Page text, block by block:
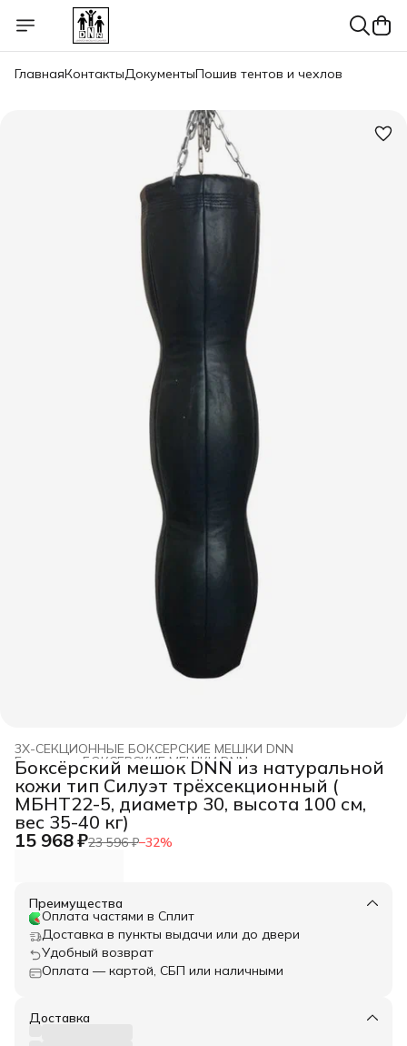
ГлавнаяКонтактыДокументыПошив тентов и чехлов
3Х-СЕКЦИОННЫЕ БОКСЕРСКИЕ МЕШКИ DNN
БОКСЕРСКИЕ МЕШКИ DNN
Главная
Боксёрский мешок DNN из натуральной
кожи тип Силуэт трёхсекционный (
МБНТ22-5, диаметр 30, высота 100 см,
вес 35-40 кг)
15 968 ₽23 596 ₽−32%
Преимущества
Оплата частями в Сплит
Доставка в пункты выдачи или до двери
Удобный возврат
Оплата — картой, СБП или наличными
Доставка